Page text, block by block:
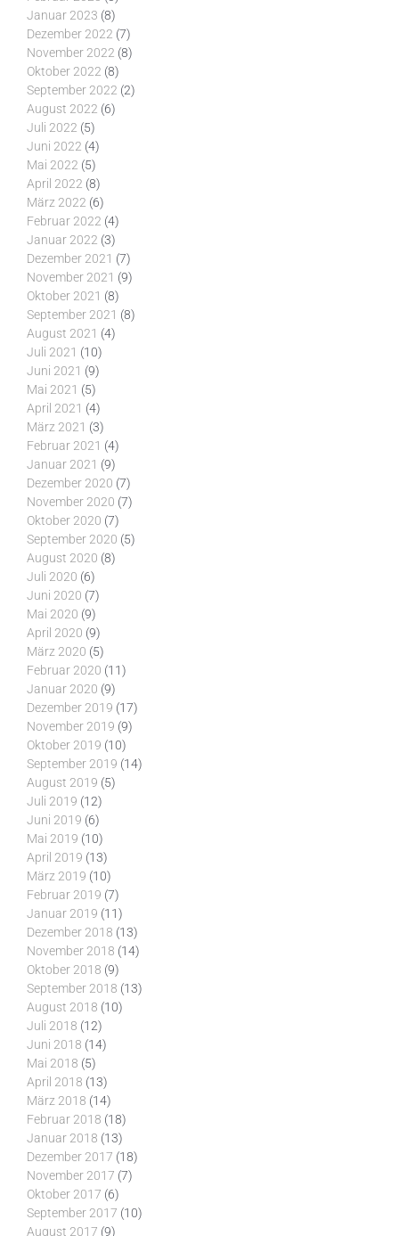
Januar 2023 (8)
Dezember 2022 (7)
November 2022 (8)
Oktober 2022 (8)
September 2022 (2)
August 2022 (6)
Juli 2022 (5)
Juni 2022 (4)
Mai 2022 (5)
April 2022 (8)
März 2022 (6)
Februar 2022 (4)
Januar 2022 (3)
Dezember 2021 (7)
November 2021 (9)
Oktober 2021 (8)
September 2021 (8)
August 2021 (4)
Juli 2021 (10)
Juni 2021 (9)
Mai 2021 (5)
April 2021 (4)
März 2021 (3)
Februar 2021 (4)
Januar 2021 (9)
Dezember 2020 (7)
November 2020 (7)
Oktober 2020 (7)
September 2020 (5)
August 2020 (8)
Juli 2020 (6)
Juni 2020 (7)
Mai 2020 (9)
April 2020 (9)
März 2020 (5)
Februar 2020 (11)
Januar 2020 (9)
Dezember 2019 (17)
November 2019 (9)
Oktober 2019 (10)
September 2019 (14)
August 2019 (5)
Juli 2019 (12)
Juni 2019 (6)
Mai 2019 (10)
April 2019 (13)
März 2019 (10)
Februar 2019 (7)
Januar 2019 (11)
Dezember 2018 (13)
November 2018 (14)
Oktober 2018 (9)
September 2018 (13)
August 2018 (10)
Juli 2018 (12)
Juni 2018 (14)
Mai 2018 (5)
April 2018 (13)
März 2018 (14)
Februar 2018 (18)
Januar 2018 (13)
Dezember 2017 (18)
November 2017 (7)
Oktober 2017 (6)
September 2017 (10)
August 2017 (9)